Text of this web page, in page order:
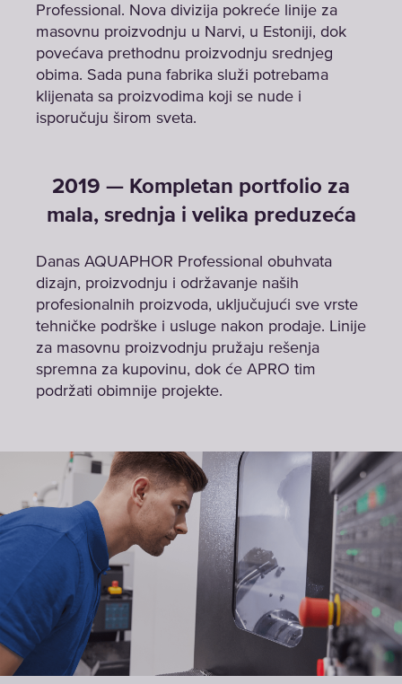
Professional. Nova divizija pokreće linije za
masovnu proizvodnju u Narvi, u Estoniji, dok
povećava prethodnu proizvodnju srednjeg
obima. Sada puna fabrika služi potrebama
klijenata sa proizvodima koji se nude i
isporučuju širom sveta.
2019 — Kompletan portfolio za
mala, srednja i velika preduzeća
Danas AQUAPHOR Professional obuhvata
dizajn, proizvodnju i održavanje naših
profesionalnih proizvoda, uključujući sve vrste
tehničke podrške i usluge nakon prodaje. Linije
za masovnu proizvodnju pružaju rešenja
spremna za kupovinu, dok će APRO tim
podržati obimnije projekte.